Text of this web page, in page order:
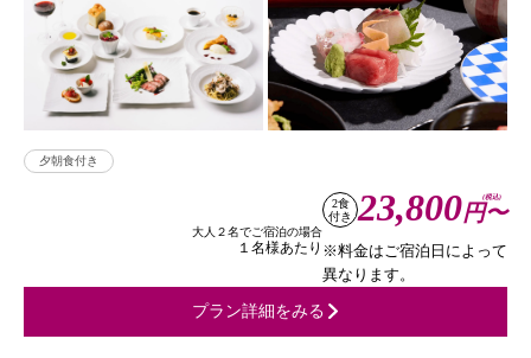
夕朝食付き
大人２名でご宿泊の場合
１名様あたり
2食
付き
23,800円〜
(税込)
※料金はご宿泊日によって
異なります。
プラン詳細をみる